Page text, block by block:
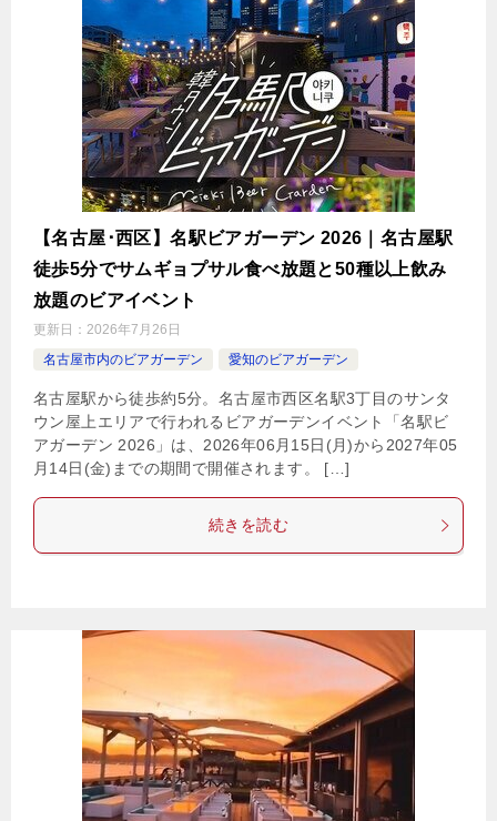
【名古屋･西区】名駅ビアガーデン 2026｜名古屋駅
徒歩5分でサムギョプサル食べ放題と50種以上飲み
放題のビアイベント
更新日： 2026年7月26日
名古屋市内のビアガーデン
愛知のビアガーデン
名古屋駅から徒歩約5分。名古屋市西区名駅3丁目のサンタ
ウン屋上エリアで行われるビアガーデンイベント「名駅ビ
アガーデン 2026」は、2026年06月15日(月)から2027年05
月14日(金)までの期間で開催されます。 […]
続きを読む